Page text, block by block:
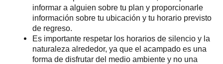
informar a alguien sobre tu plan y proporcionarle
información sobre tu ubicación y tu horario previsto
de regreso.
Es importante respetar los horarios de silencio y la
naturaleza alrededor, ya que el acampado es una
forma de disfrutar del medio ambiente y no una